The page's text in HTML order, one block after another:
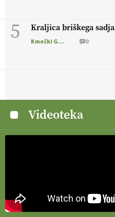
5 Kraljica briškega sadja
Kmečki Glas 0
Videoteka